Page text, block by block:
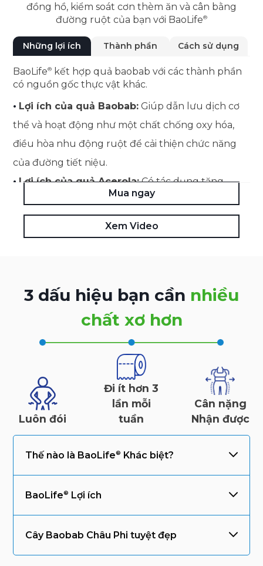
đồng hồ, kiểm soát cơn thèm ăn và cân bằng
đường ruột của bạn với BaoLife
Những lợi ích Thành phần Cách sử dụng
BaoLife
kết hợp quả baobab với các thành phần
có nguồn gốc thực vật khác.
• Lợi ích của quả Baobab: Giúp dẫn lưu dịch cơ
thể và hoạt động như một chất chống oxy hóa,
điều hòa nhu động ruột để cải thiện chức năng
của đường tiết niệu.
• Lợi ích của quả Acerola:Có tác dụng tăng
cường khả năng phòng vệ tự nhiên của cơ thể,
thúc đẩy quá trình phục hồi và cung cấp các đặc
tính chống oxy hóa.
Mua ngay
Xem Video
3 dấu hiệu bạn cần nhiều
chất xơ hơn
Luôn đói
Đi ít hơn 3
lần mỗi
tuần
Cân nặng
Nhận được
Thế nào là BaoLife Khác biệt?
BaoLife Lợi ích
Cây Baobab Châu Phi tuyệt đẹp